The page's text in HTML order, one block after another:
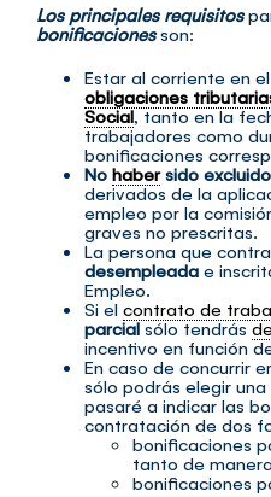
Los principales requisitos
bonificacionesson:
Estar al corriente en
obligaciones
Social, tanto en la
trabajadores como
bonificaciones
No habersido excluido
derivados de la
empleo por la
graves no prescritas.
La persona que
desempleada e
Empleo.
Si el contrato de
parcialsólo tendrás
incentivo en función
En caso de concurrir
sólo podrás elegir
pasaré a indicar las
contratación de dos
bonificaciones
tanto de
bonificaciones